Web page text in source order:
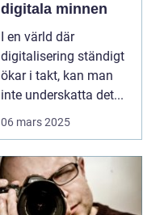
digitala minnen
I en värld där
digitalisering ständigt
ökar i takt, kan man
inte underskatta det...
06 mars 2025